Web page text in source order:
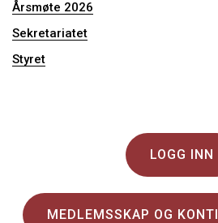
Årsmøte 2026
Sekretariatet
Styret
LOGG INN
MEDLEMSSKAP OG